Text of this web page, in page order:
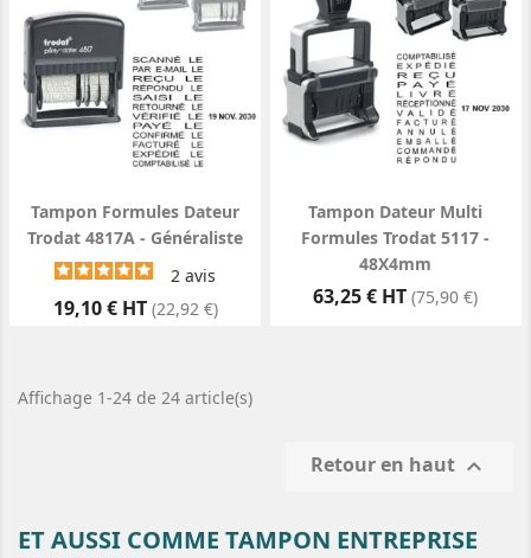
Tampon Formules Dateur
Trodat 4817A - Généraliste
2avis
Prix
19,10 € HT (22,92 €)
Tampon Dateur Multi
Formules Trodat 5117 -
48X4mm
Prix
63,25 € HT (75,90 €)
Affichage 1-24 de 24 article(s)
Retour en haut 
ET AUSSI COMME TAMPON ENTREPRISE